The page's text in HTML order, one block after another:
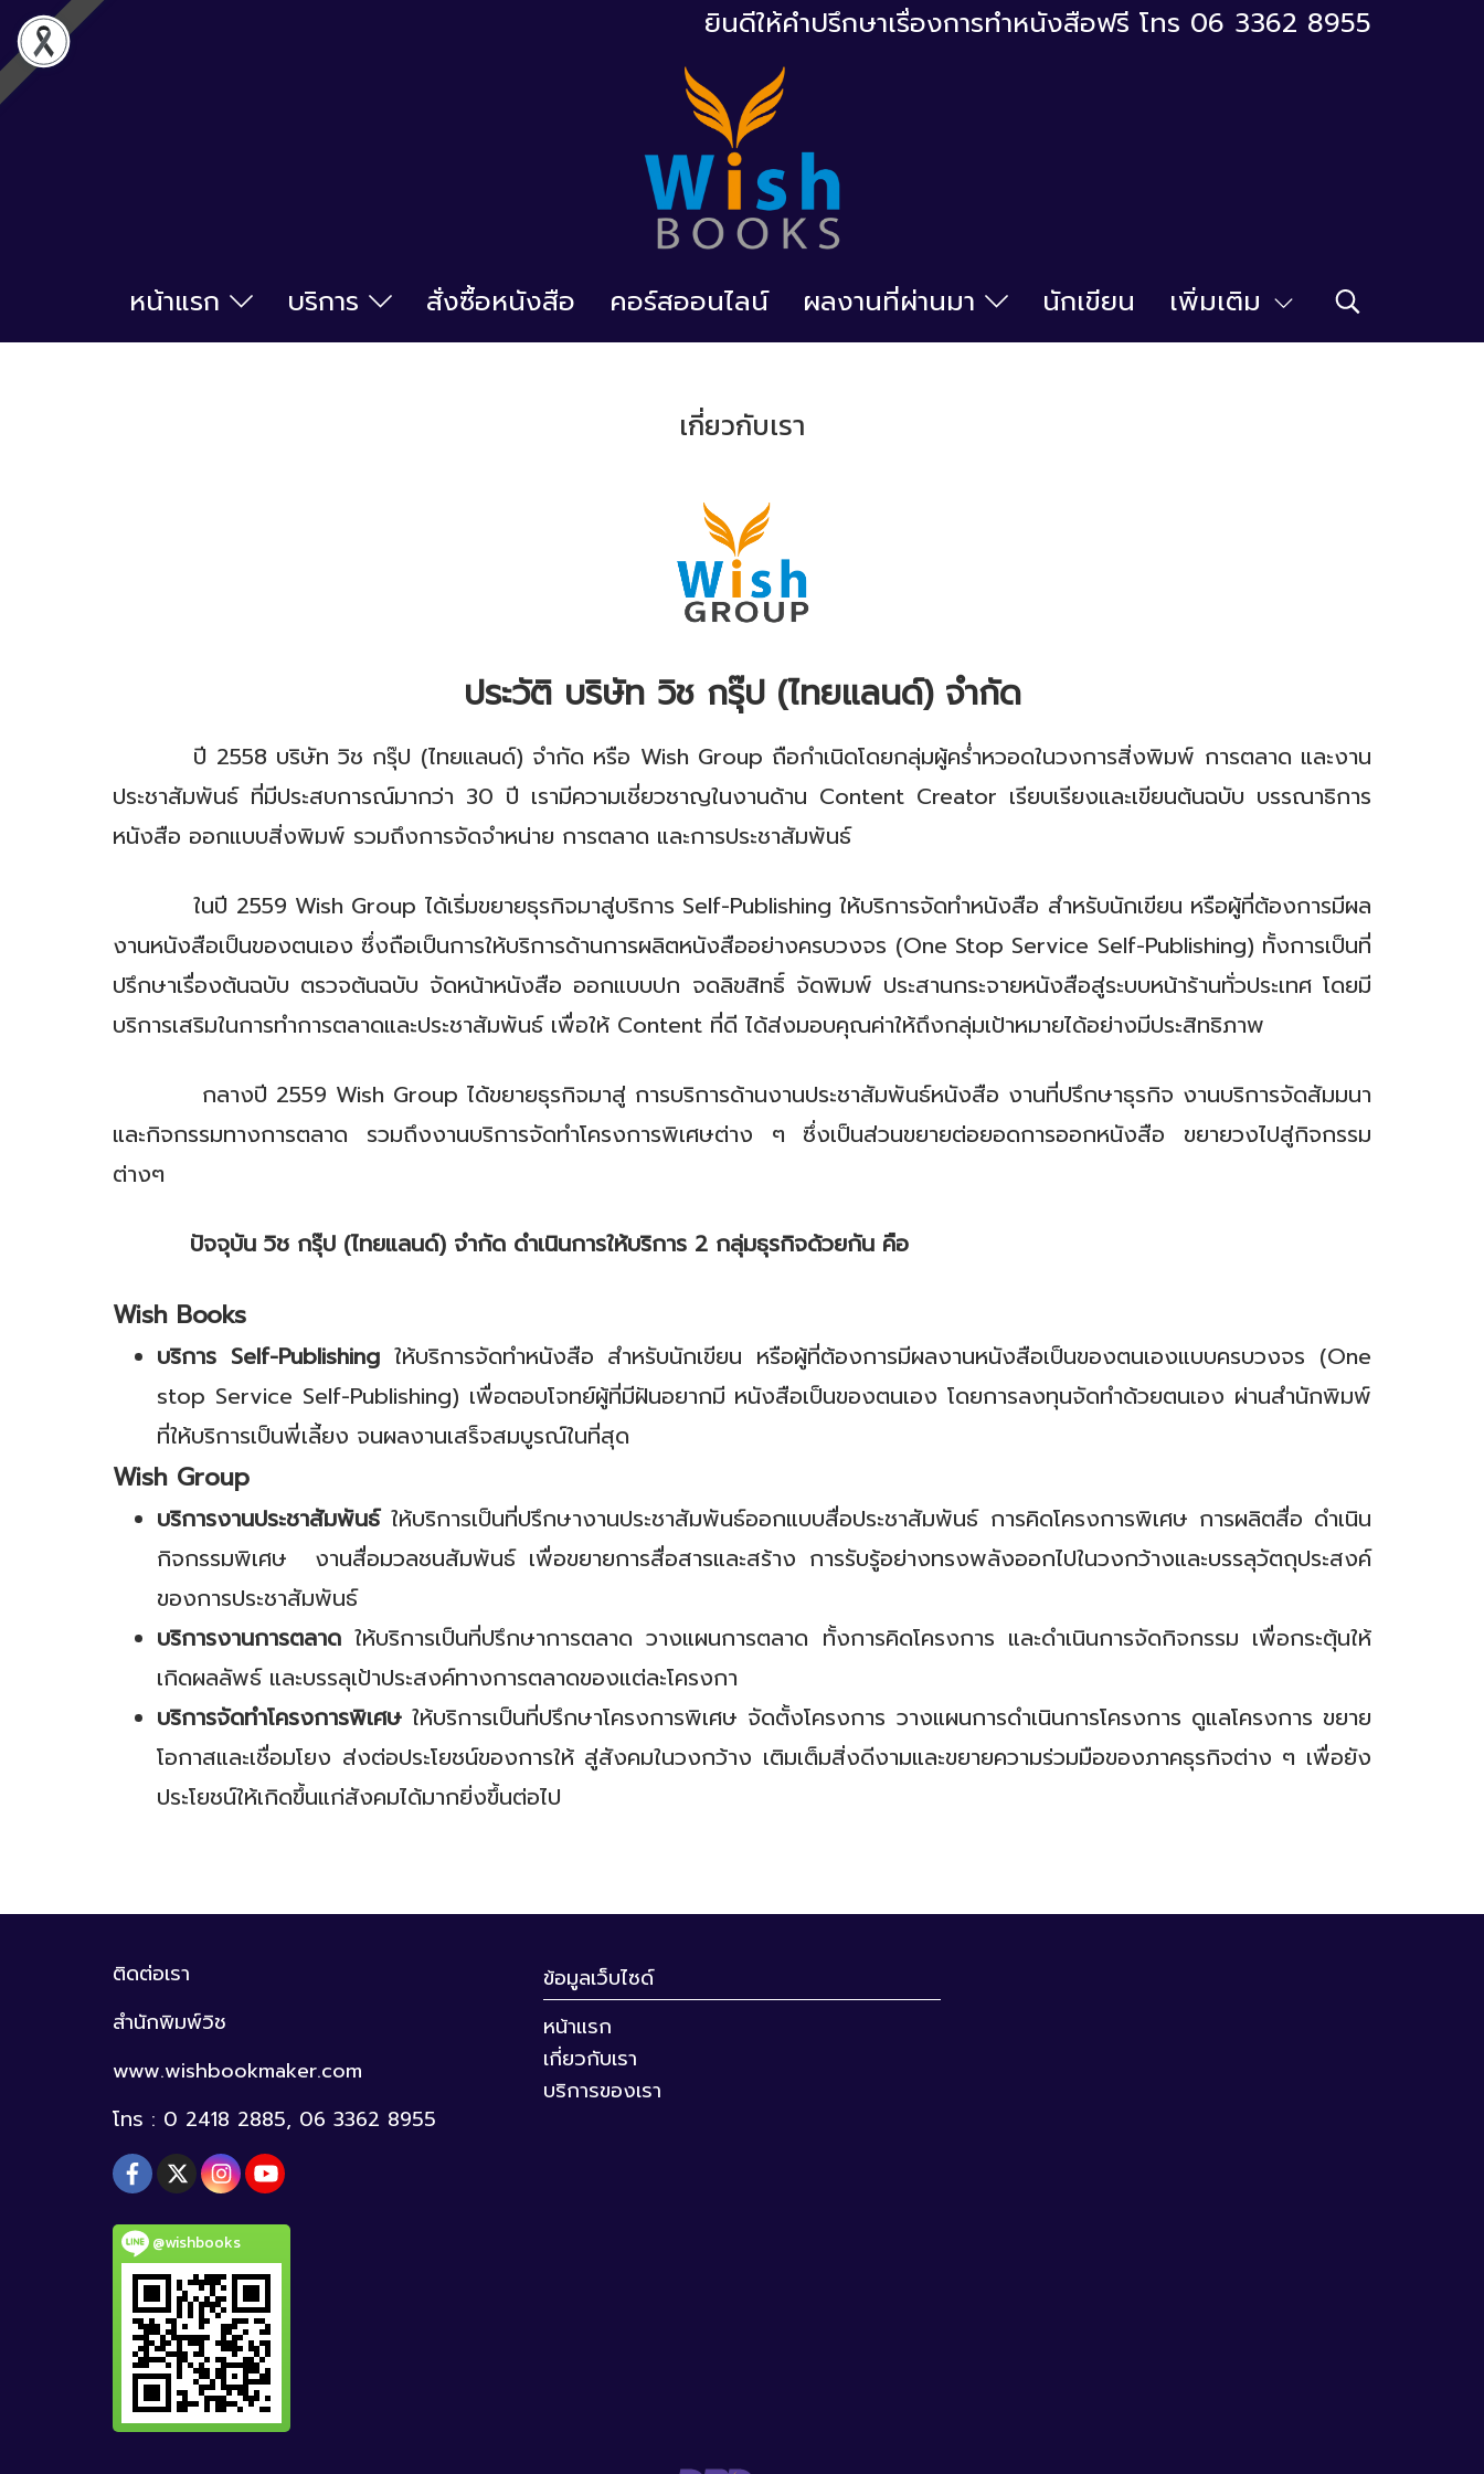
ยินดีให้คำปรึกษาเรื่องการทำหนังสือฟรี โทร 06 3362 8955
หน้าแรก บริการ สั่งซื้อหนังสือ คอร์สออนไลน์ ผลงานที่ผ่านมา นักเขียน เพิ่มเติม
เกี่ยวกับเรา
ประวัติ บริษัท วิช กรุ๊ป (ไทยแลนด์) จำกัด
ปี 2558 บริษัท วิช กรุ๊ป (ไทยแลนด์) จำกัด หรือ Wish Group ถือกำเนิดโดยกลุ่มผู้คร่ำหวอดในวงการสิ่งพิมพ์ การตลาด และงาน
ประชาสัมพันธ์ ที่มีประสบการณ์มากว่า 30 ปี เรามีความเชี่ยวชาญในงานด้าน Content Creator เรียบเรียงและเขียนต้นฉบับ บรรณาธิการ
หนังสือ ออกแบบสิ่งพิมพ์ รวมถึงการจัดจำหน่าย การตลาด และการประชาสัมพันธ์
ในปี 2559 Wish Group ได้เริ่มขยายธุรกิจมาสู่บริการ Self-Publishing ให้บริการจัดทำหนังสือ สำหรับนักเขียน หรือผู้ที่ต้องการมีผล
งานหนังสือเป็นของตนเอง ซึ่งถือเป็นการให้บริการด้านการผลิตหนังสืออย่างครบวงจร (One Stop Service Self-Publishing) ทั้งการเป็นที่
ปรึกษาเรื่องต้นฉบับ ตรวจต้นฉบับ จัดหน้าหนังสือ ออกแบบปก จดลิขสิทธิ์ จัดพิมพ์ ประสานกระจายหนังสือสู่ระบบหน้าร้านทั่วประเทศ โดยมี
บริการเสริมในการทำการตลาดและประชาสัมพันธ์ เพื่อให้ Content ที่ดี ได้ส่งมอบคุณค่าให้ถึงกลุ่มเป้าหมายได้อย่างมีประสิทธิภาพ
กลางปี 2559 Wish Group ได้ขยายธุรกิจมาสู่ การบริการด้านงานประชาสัมพันธ์หนังสือ งานที่ปรึกษาธุรกิจ งานบริการจัดสัมมนา
และกิจกรรมทางการตลาด รวมถึงงานบริการจัดทำโครงการพิเศษต่าง ๆ ซึ่งเป็นส่วนขยายต่อยอดการออกหนังสือ ขยายวงไปสู่กิจกรรม
ต่างๆ
ปัจจุบัน วิช กรุ๊ป (ไทยแลนด์) จำกัด ดำเนินการให้บริการ 2 กลุ่มธุรกิจด้วยกัน คือ
Wish Books
บริการ Self-Publishingให้บริการจัดทำหนังสือ สำหรับนักเขียน หรือผู้ที่ต้องการมีผลงานหนังสือเป็นของตนเองแบบครบวงจร (One
stop Service Self-Publishing) เพื่อตอบโจทย์ผู้ที่มีฝันอยากมี หนังสือเป็นของตนเอง โดยการลงทุนจัดทำด้วยตนเอง ผ่านสำนักพิมพ์
ที่ให้บริการเป็นพี่เลี้ยง จนผลงานเสร็จสมบูรณ์ในที่สุด
Wish Group
บริการงานประชาสัมพันธ์ให้บริการเป็นที่ปรึกษางานประชาสัมพันธ์ออกแบบสื่อประชาสัมพันธ์ การคิดโครงการพิเศษ การผลิตสื่อ ดำเนิน
กิจกรรมพิเศษ งานสื่อมวลชนสัมพันธ์ เพื่อขยายการสื่อสารและสร้าง การรับรู้อย่างทรงพลังออกไปในวงกว้างและบรรลุวัตถุประสงค์
ของการประชาสัมพันธ์
บริการงานการตลาด ให้บริการเป็นที่ปรึกษาการตลาด วางแผนการตลาด ทั้งการคิดโครงการ และดำเนินการจัดกิจกรรม เพื่อกระตุ้นให้
เกิดผลลัพธ์ และบรรลุเป้าประสงค์ทางการตลาดของแต่ละโครงกา
บริการจัดทำโครงการพิเศษ ให้บริการเป็นที่ปรึกษาโครงการพิเศษ จัดตั้งโครงการ วางแผนการดำเนินการโครงการ ดูแลโครงการ ขยาย
โอกาสและเชื่อมโยง ส่งต่อประโยชน์ของการให้ สู่สังคมในวงกว้าง เติมเต็มสิ่งดีงามและขยายความร่วมมือของภาคธุรกิจต่าง ๆ เพื่อยัง
ประโยชน์ให้เกิดขึ้นแก่สังคมได้มากยิ่งขึ้นต่อไป
ติดต่อเรา
สำนักพิมพ์วิช
www.wishbookmaker.com
โทร : 0 2418 2885, 06 3362 8955
@wishbooks
ข้อมูลเว็บไซด์
หน้าแรก
เกี่ยวกับเรา
บริการของเรา